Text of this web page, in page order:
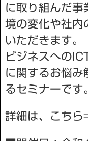
に取り組んだ事
境の変化や社内
いただきます。
ビジネスへの
に関するお悩み
るセミナーです
詳細は、こち